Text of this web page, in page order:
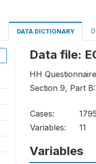
DATA DICTIONARY
Data file:
HH
Section 9, Part
Cases:
1795
Variables:
11
Variables